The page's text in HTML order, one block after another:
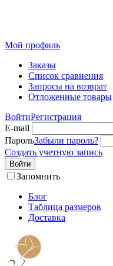
Мой профиль
Заказы
Список сравнения
Запросы на возврат
Отложенные товары
ВойтиРегистрация
E-mail
ПарольЗабыли пароль?
Создать учетную запись
Войти
Запомнить
Блог
Таблица размеров
Доставка